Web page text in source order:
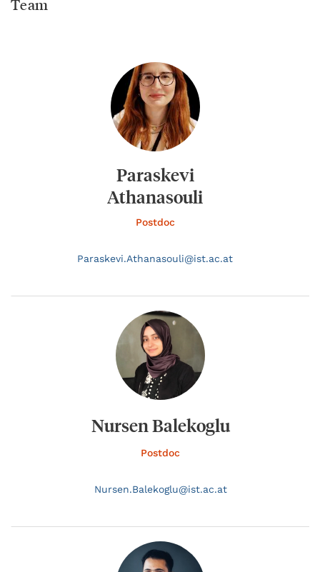
Team
Paraskevi
Athanasouli
Postdoc
Paraskevi.Athanasouli@ist.ac.at
Nursen Balekoglu
Postdoc
Nursen.Balekoglu@ist.ac.at